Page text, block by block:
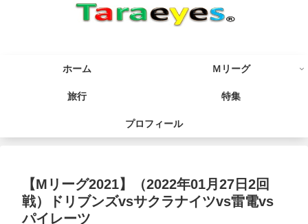
ホーム Ｍリーグ
旅行 特集
プロフィール
【Mリーグ2021】（2022年01月27日2回
戦）ドリブンズvsサクラナイツvs雷電vs
パイレーツ